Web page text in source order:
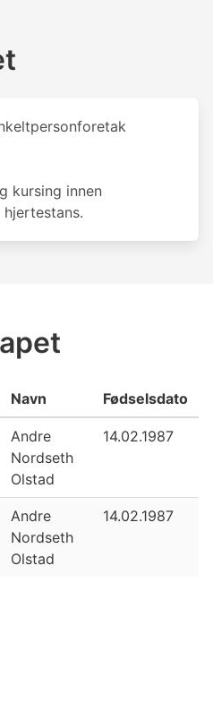
kursing innen
Navn Fødselsdato
Andre
Nordseth
Olstad
14.02.1987
Andre
Nordseth
Olstad
14.02.1987